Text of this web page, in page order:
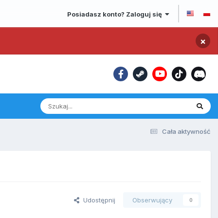
Posiadasz konto? Zaloguj się
×
Cała aktywność
Udostępnij Obserwujący 0